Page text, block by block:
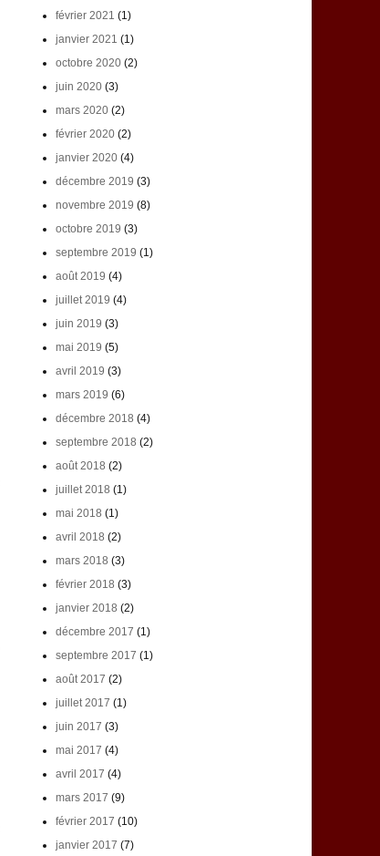
février 2021 (1)
janvier 2021 (1)
octobre 2020(2)
juin 2020(3)
mars 2020(2)
février 2020(2)
janvier 2020(4)
décembre 2019 (3)
novembre 2019 (8)
octobre 2019 (3)
septembre 2019 (1)
août 2019 (4)
juillet 2019 (4)
juin 2019 (3)
mai 2019 (5)
avril 2019 (3)
mars 2019 (6)
décembre 2018 (4)
septembre 2018 (2)
août 2018 (2)
juillet 2018 (1)
mai 2018 (1)
avril 2018 (2)
mars 2018 (3)
février 2018 (3)
janvier 2018 (2)
décembre 2017 (1)
septembre 2017 (1)
août 2017 (2)
juillet 2017 (1)
juin 2017 (3)
mai 2017 (4)
avril 2017 (4)
mars 2017 (9)
février 2017 (10)
janvier 2017 (7)